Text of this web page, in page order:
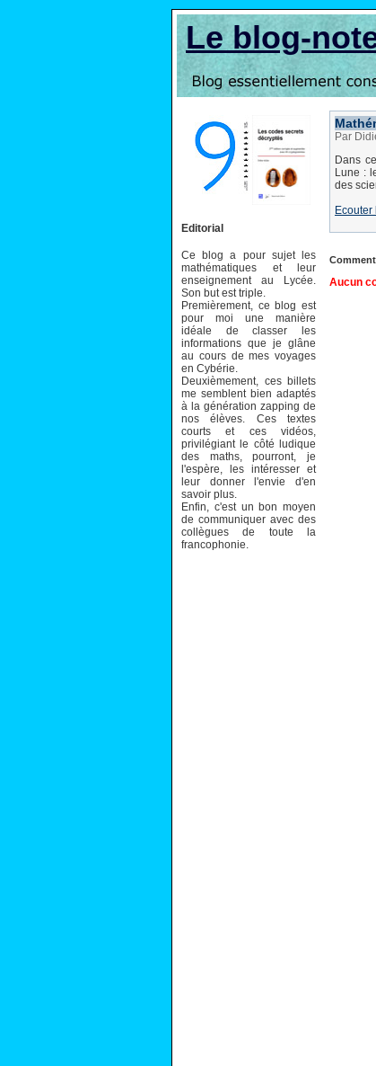
Le blog-
Editorial
Ce blog a pour sujet les
mathématiques et leur
enseignement au Lycée.
Son but est triple.
Premièrement, ce blog est
pour moi une manière
idéale de classer les
informations que je glâne
au cours de mes voyages
en Cybérie.
Deuxièmement, ces billets
me semblent bien adaptés
à la génération zapping de
nos élèves. Ces textes
courts et ces vidéos,
privilégiant le côté ludique
des maths, pourront, je
l'espère, les intéresser et
leur donner l'envie d'en
savoir plus.
Enfin, c'est un bon moyen
de communiquer avec des
collègues de toute la
francophonie.
Par
Dans
Lune :
des
Aucun